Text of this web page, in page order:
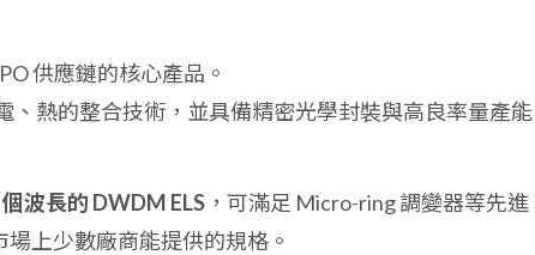
供應鏈的核心產品。
、熱的整合技術，並具備精密光學封裝與高良率量產能
個波長的 DWDM ELS ，可滿足 Micro-ring 調變器等先進
上少數廠商能提供的規格。